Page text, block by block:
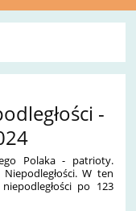
-
Polaka - patrioty.
W ten
po 123